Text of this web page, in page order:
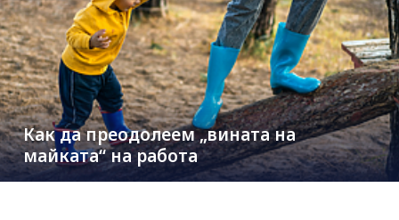
Как да преодолеем „вината на
майката“ на работа